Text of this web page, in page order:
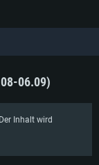
06.09)
Inhalt wird